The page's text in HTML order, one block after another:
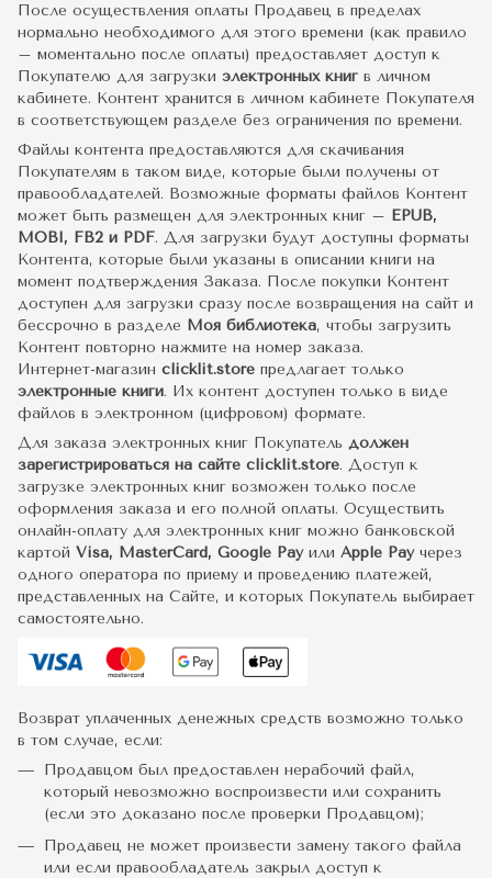
После осуществления оплаты Продавец в пределах
нормально необходимого для этого времени (как правило
– моментально после оплаты) предоставляет доступ к
Покупателю для загрузки электронных книг в личном
кабинете. Контент хранится в личном кабинете Покупателя
в соответствующем разделе без ограничения по времени.
Файлы контента предоставляются для скачивания
Покупателям в таком виде, которые были получены от
правообладателей. Возможные форматы файлов Контент
может быть размещен для электронных книг – EPUB,
MOBI, FB2 и PDF. Для загрузки будут доступны форматы
Контента, которые были указаны в описании книги на
момент подтверждения Заказа. После покупки Контент
доступен для загрузки сразу после возвращения на сайт и
бессрочно в разделе Моя библиотека, чтобы загрузить
Контент повторно нажмите на номер заказа.
Интернет-магазин clicklit.store предлагает только
электронные книги. Их контент доступен только в виде
файлов в электронном (цифровом) формате.
Для заказа электронных книг Покупатель должен
зарегистрироваться на сайте clicklit.store. Доступ к
загрузке электронных книг возможен только после
оформления заказа и его полной оплаты. Осуществить
онлайн-оплату для электронных книг можно банковской
картой Visa, MasterCard, Google Pay или Apple Payчерез
одного оператора по приему и проведению платежей,
представленных на Сайте, и которых Покупатель выбирает
самостоятельно.
Возврат уплаченных денежных средств возможно только
в том случае, если:
Продавцом был предоставлен нерабочий файл,
который невозможно воспроизвести или сохранить
(если это доказано после проверки Продавцом);
Продавец не может произвести замену такого файла
или если правообладатель закрыл доступ к